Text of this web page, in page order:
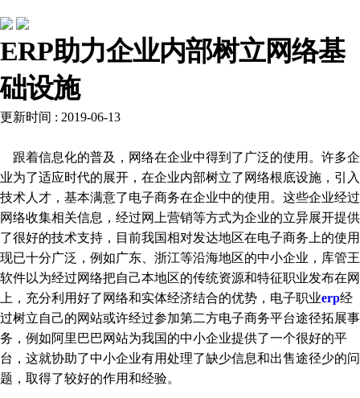
ERP助力企业内部树立网络基
础设施
更新时间 : 2019-06-13
跟着信息化的普及，网络在企业中得到了广泛的使用。许多企
业为了适应时代的展开，在企业内部树立了网络根底设施，引入
技术人才，基本满意了电子商务在企业中的使用。这些企业经过
网络收集相关信息，经过网上营销等方式为企业的立异展开提供
了很好的技术支持，目前我国相对发达地区在电子商务上的使用
现已十分广泛，例如广东、浙江等沿海地区的中小企业，库管王
软件以为经过网络把自己本地区的传统资源和特征职业发布在网
上，充分利用好了网络和实体经济结合的优势，电子职业erp经
过树立自己的网站或许经过参加第二方电子商务平台途径拓展事
务，例如阿里巴巴网站为我国的中小企业提供了一个很好的平
台，这就协助了中小企业有用处理了缺少信息和出售途径少的问
题，取得了较好的作用和经验。